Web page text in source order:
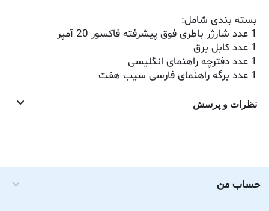
بسته بندی شامل:
1 عدد شارژر باطری فوق پیشرفته فاکسور 20 آمپر
1 عدد کابل برق
1 عدد دفترچه راهنمای انگلیسی
1 عدد برگه راهنمای فارسی سیب هفت
نظرات و پرسش
حساب من